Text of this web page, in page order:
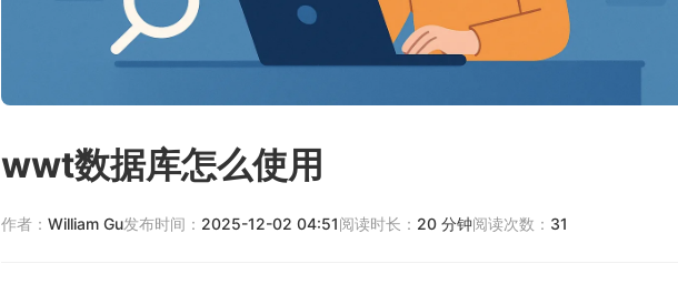
wwt数据库怎么使用
作者： William Gu发布时间： 2025-12-02 04:51阅读时长： 20 分钟阅读次数： 31